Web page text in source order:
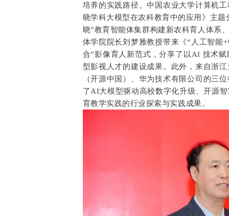
培养的实践路径。中国农业大学计算机
晓学科大模型在农科教育中的应用》主
晓”教育智能体集群构建新农科育人体系
体学院院长刘梦雅教授带来《“人工智能
合”影像育人新范式，分享了以AI 技术
型影视人才的建设成果。此外，来自浙
（开源中国）、华为技术有限公司的三
了AI大模型驱动高校数字化升级、开源
育教学实践的行业探索与实践成果。